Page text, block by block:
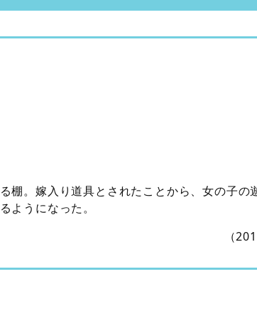
棚。嫁入り道具とされたことから、女の子の
ようになった。
（